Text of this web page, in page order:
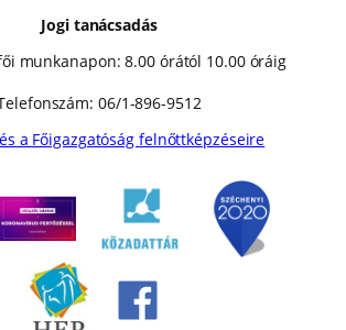
Jogi tanácsadás
munkanapon: 8.00 órától 10.00 óráig
06/1-896-9512
a Főigazgatóság felnőttképzéseire